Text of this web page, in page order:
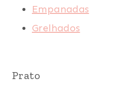
Empanadas
Grelhados
Prato